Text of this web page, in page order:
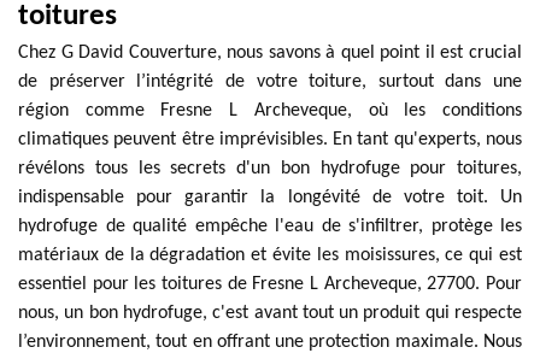
toitures
Chez G David Couverture, nous savons à quel point il est crucial
de préserver l’intégrité de votre toiture, surtout dans une
région comme Fresne L Archeveque, où les conditions
climatiques peuvent être imprévisibles. En tant qu'experts, nous
révélons tous les secrets d'un bon hydrofuge pour toitures,
indispensable pour garantir la longévité de votre toit. Un
hydrofuge de qualité empêche l'eau de s'infiltrer, protège les
matériaux de la dégradation et évite les moisissures, ce qui est
essentiel pour les toitures de Fresne L Archeveque, 27700. Pour
nous, un bon hydrofuge, c'est avant tout un produit qui respecte
l’environnement, tout en offrant une protection maximale. Nous